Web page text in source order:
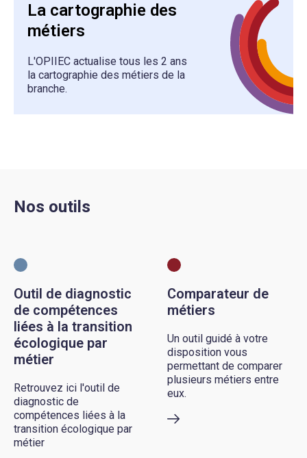
La cartographie des
métiers
L'OPIIEC actualise tous les 2 ans
la cartographie des métiers de la
branche.
Nos outils
Outil de diagnostic
de compétences
liées à la transition
écologique par
métier
Retrouvez ici l'outil de
diagnostic de
compétences liées à la
transition écologique par
métier
Comparateur de
métiers
Un outil guidé à votre
disposition vous
permettant de comparer
plusieurs métiers entre
eux.